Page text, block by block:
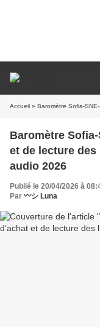
Accueil » Baromètre Sofia-SNE-SGDL
Baromètre
et de lecture
audio 2026
Publié le 20/04/2026 à
Par 〰️シ Luna